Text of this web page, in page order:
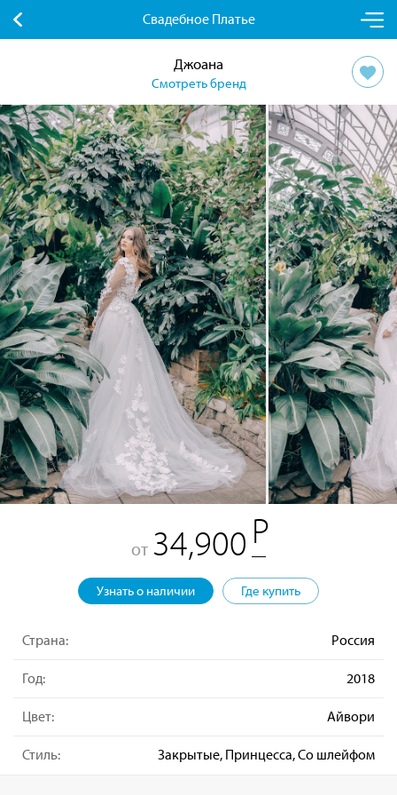
Свадебное Платье
Джоана
Смотреть бренд
от 34,900
Узнать о наличии Где купить
Страна: Россия
Год: 2018
Цвет: Айвори
Стиль: Закрытые, Принцесса, Со шлейфом